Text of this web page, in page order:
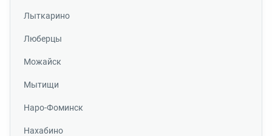
Лыткарино
Люберцы
Можайск
Мытищи
Наро-Фоминск
Нахабино